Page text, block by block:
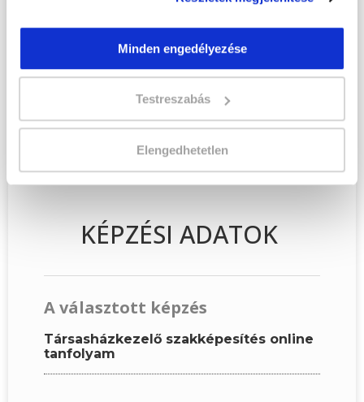
Minden engedélyezése
Testreszabás
Elengedhetetlen
MENTES tájékoztató
anyagunkat!
Kérjük, hogy a személyi
igazolványban szereplő
adatok alapján töltsd ki az
űrlapot!
KÉPZÉSI ADATOK
A választott képzés
Társasházkezelő szakképesítés online
tanfolyam